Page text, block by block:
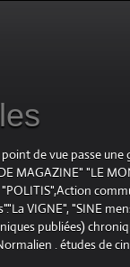
de vue passe
MAGAZINE" "LE
"POLITIS",Action
VIGNE", "SINE
publiées)
. études de